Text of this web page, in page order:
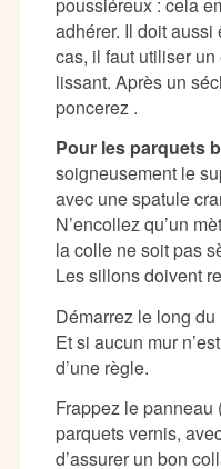
adhérer. Il doit aussi
cas, il faut utiliser
lissant. Après un
poncerez .
Pour les parquets
soigneusement le
avec une spatule
N’encollez qu’un
la colle ne soit pas
Les sillons doivent
Démarrez le long
Et si aucun mur
d’une règle.
Frappez le panneau
parquets vernis,
d’assurer un bon